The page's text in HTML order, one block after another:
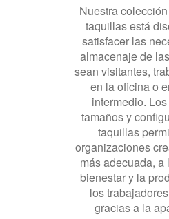
Nuestra
taquillas está
satisfacer las
almacenaje de
sean visitantes,
en la oficina o
intermedio.
tamaños y
taquillas
organizaciones
más adecuada, a
bienestar y la
los
gracias a la